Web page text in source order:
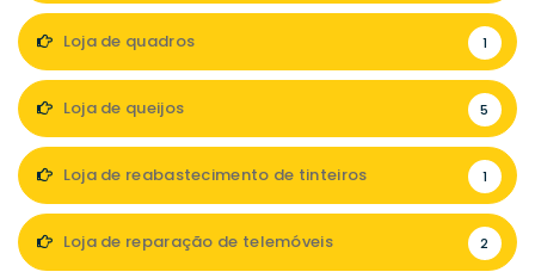
Loja de quadros 1
Loja de queijos 5
Loja de reabastecimento de tinteiros 1
Loja de reparação de telemóveis 2